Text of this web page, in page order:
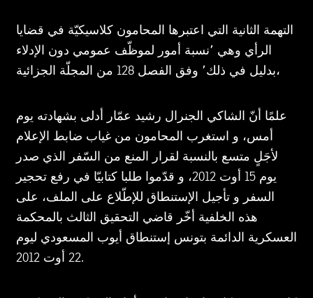
التهمة الثانية التي اعتبرها المحامون كلاسيكيّة في قضايا
الرأي وهي ٬نسبة أمور لموظّف عمومي دون الإدلاء
بدليل في ذلك٬ وفق الفصل 128 من المجلّة الجزائية،
علمًا أنّ الشاكي الجنرال رشيد عمّار أدلى بشهادته يوم
أمس، و استغرب المحامون من غياب ضابط الإعلام
لأجَلٍ متسع بالنسبة لقرار المنع من السّفر الذي صدر
يوم 15 أوت 2012، و قدّموا طلبا كتابيّا في رفع تحجير
السفر و تأجيل الإستنطاق للإطّلاع على الملف، على
هذه الخلفية أخّر قاضي التحقيق الثالث بالمحكمة
العسكرية الدائمة بتونس إستنطاق أيوب المسعودي ليوم
22 أوت 2012.